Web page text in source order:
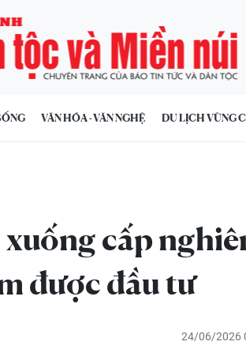
VĂN HÓA - VĂN NGHỆ DU LỊCH VÙNG
cấp
được đầu tư
24/06/2026